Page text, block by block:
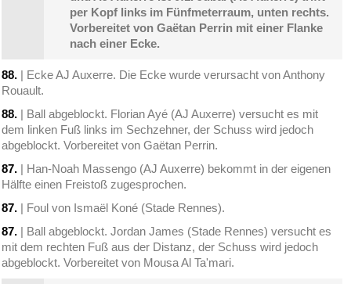
per Kopf links im Fünfmeterraum, unten rechts.
Vorbereitet von Gaëtan Perrin mit einer Flanke
nach einer Ecke.
88. | Ecke AJ Auxerre. Die Ecke wurde verursacht von Anthony
Rouault.
88. | Ball abgeblockt. Florian Ayé (AJ Auxerre) versucht es mit
dem linken Fuß links im Sechzehner, der Schuss wird jedoch
abgeblockt. Vorbereitet von Gaëtan Perrin.
87. | Han-Noah Massengo (AJ Auxerre) bekommt in der eigenen
Hälfte einen Freistoß zugesprochen.
87. | Foul von Ismaël Koné (Stade Rennes).
87. | Ball abgeblockt. Jordan James (Stade Rennes) versucht es
mit dem rechten Fuß aus der Distanz, der Schuss wird jedoch
abgeblockt. Vorbereitet von Mousa Al Ta'mari.